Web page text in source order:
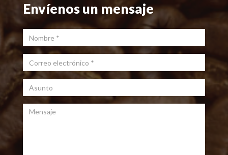
Envíenos un mensaje
Nombre
Correo electrónico *
Asunto
Mensaje